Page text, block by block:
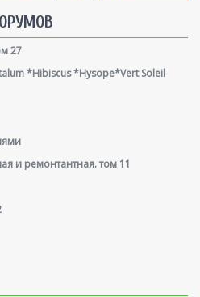
27
*Hibiscus *Hysope*Vert Soleil
и ремонтантная. том 11